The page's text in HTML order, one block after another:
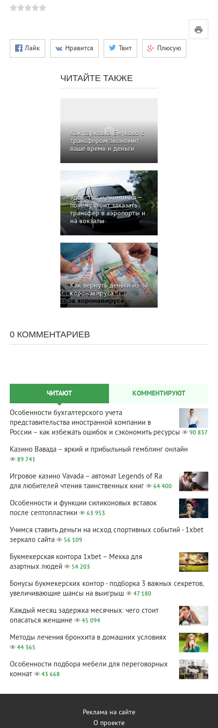
Лайк Нравится Твит Плюсую
ЧИТАЙТЕ ТАКЖЕ
Как парковка Внуково с
трансфером экономит
ваше время и деньги
Удобство и экономия –
почему стоит заказать
трансфер в аэропорты и
на вокзалы
Как вернуть деньги из-за
коронавируса
0 КОММЕНТАРИЕВ
ЧИТАЮТ КОММЕНТИРУЮТ
Особенности бухгалтерского учета
представительства иностранной компании в
России – как избежать ошибок и сэкономить ресурсы
90 837
Казино Вавада – яркий и прибыльный гемблинг онлайн
89 741
Игровое казино Vavada – автомат Legends of Ra
для любителей чтения таинственных книг
64 400
Особенности и функции силиконовых вставок
после септопластики
63 953
Учимся ставить деньги на исход спортивных событий - 1xbet
зеркало сайта
56 109
Букмекерская контора 1xbet – Мекка для
азартных людей
54 203
Бонусы букмекерских контор - подборка 3 важных секретов,
увеличивающие шансы на выигрыш
47 180
Каждый месяц задержка месячных: чего стоит
опасаться женщине
45 094
Методы лечения бронхита в домашних условиях
44 365
Особенности подбора мебели для переговорных
комнат
43 668
Реклама на сайте
О проекте